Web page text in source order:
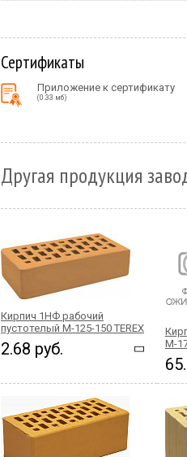
Сертификаты
Приложение к сертификату
(0.33 мб)
Другая продукция
Кирпич 1НФ рабочий
пустотелый М-125-150 TEREX
2.68 руб.
М-